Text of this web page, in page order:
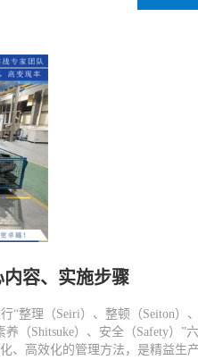
容、实施步骤
“整理（Seiri）、整顿（Seiton）
养（Shitsuke）、安全（Safety）”
、高效化的管理方法，是精益生